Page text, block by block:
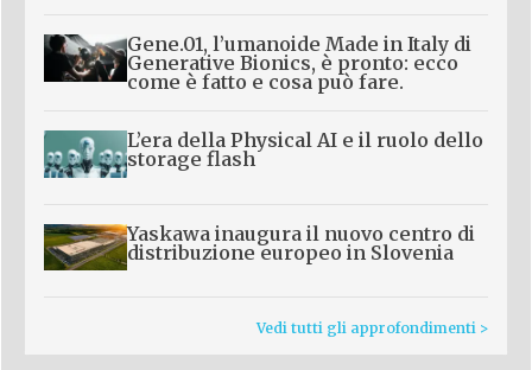
Gene.01, l’umanoide Made in Italy di
Generative Bionics, è pronto: ecco
come è fatto e cosa può fare.
L’era della Physical AI e il ruolo dello
storage flash
Yaskawa inaugura il nuovo centro di
distribuzione europeo in Slovenia
Vedi tutti gli approfondimenti >